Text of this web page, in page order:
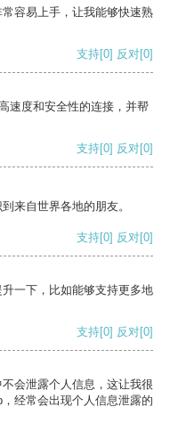
容易上手，让我能够快速熟
支持[0] 反对[0]
速度和安全性的连接，并帮
支持[0] 反对[0]
来自世界各地的朋友。
支持[0] 反对[0]
一下，比如能够支持更多地
支持[0] 反对[0]
会泄露个人信息，这让我很
经常会出现个人信息泄露的